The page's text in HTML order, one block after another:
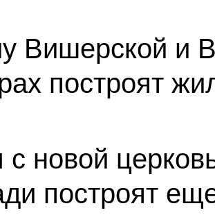
Вишерской и
построят
новой
построят